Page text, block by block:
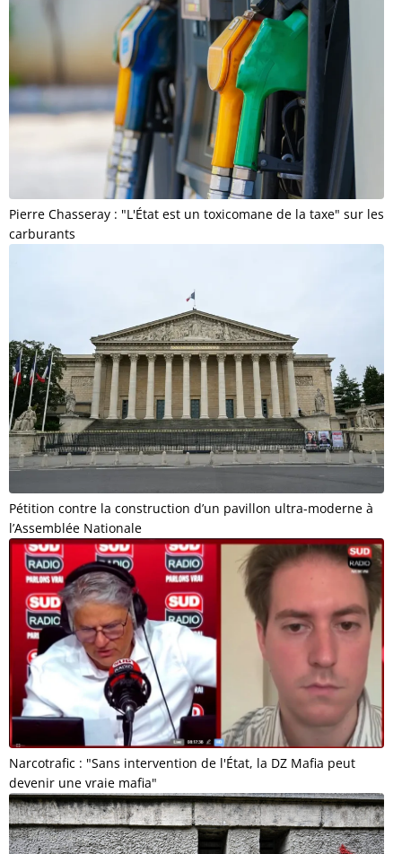
Pierre Chasseray : "L'État est un toxicomane de la taxe" sur les
carburants
Pétition contre la construction d’un pavillon ultra-moderne à
l’Assemblée Nationale
Narcotrafic : "Sans intervention de l'État, la DZ Mafia peut
devenir une vraie mafia"